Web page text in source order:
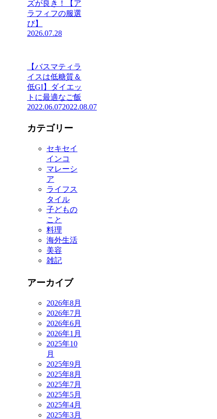
ズが良き！【ア
ラフィフの服選
び】
2026.07.28
【バスマティラ
イスは低糖質＆
低GI】ダイエッ
トに最適なご飯
2022.06.072022.08.07
カテゴリー
セキセイ
インコ
マレーシ
ア
ライフス
タイル
子どもの
こと
料理
海外生活
美容
雑記
アーカイブ
2026年8月
2026年7月
2026年6月
2026年1月
2025年10
月
2025年9月
2025年8月
2025年7月
2025年5月
2025年4月
2025年3月